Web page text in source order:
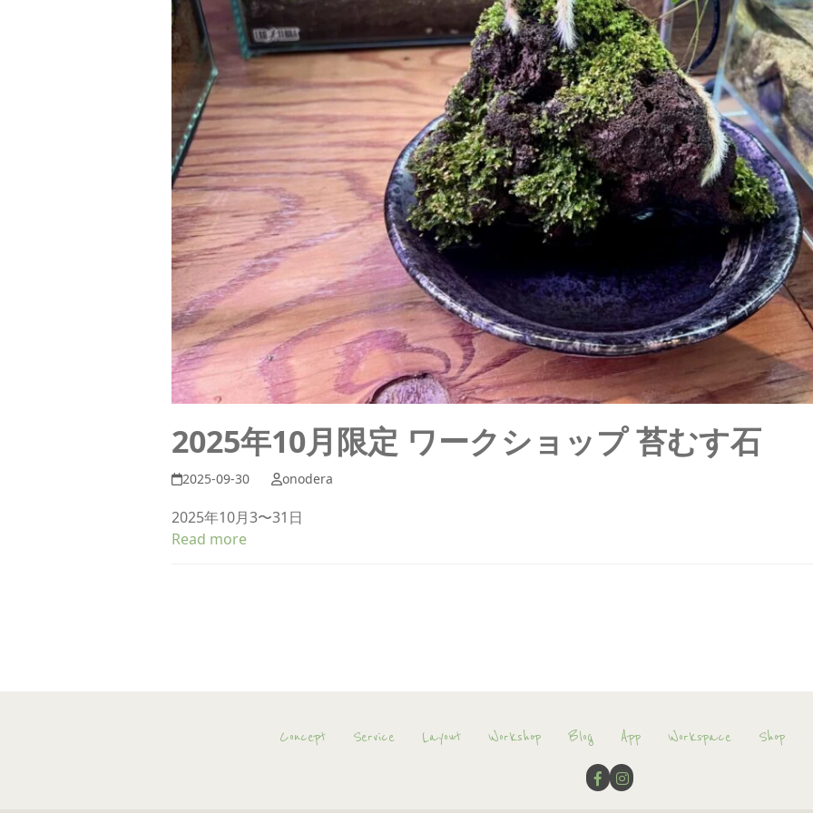
2025年10月限定 ワークショップ 苔むす石
2025-09-30 onodera
2025年10月3〜31日
Read more
Concept Service Layout Workshop Blog App Workspace Shop